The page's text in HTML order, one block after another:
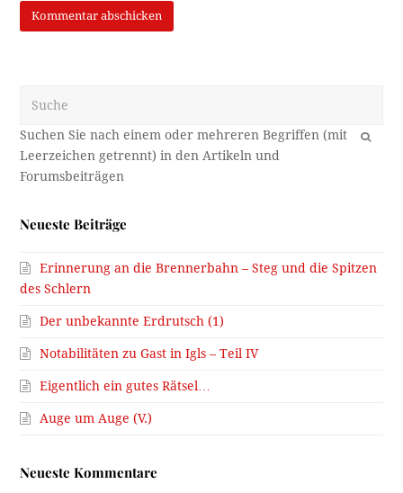
OK
Neueste Beiträge
Erinnerung an die Brennerbahn – Steg und die Spitzen
des Schlern
Der unbekannte Erdrutsch (1)
Notabilitäten zu Gast in Igls – Teil IV
Eigentlich ein gutes Rätsel…
Auge um Auge (V.)
Neueste Kommentare